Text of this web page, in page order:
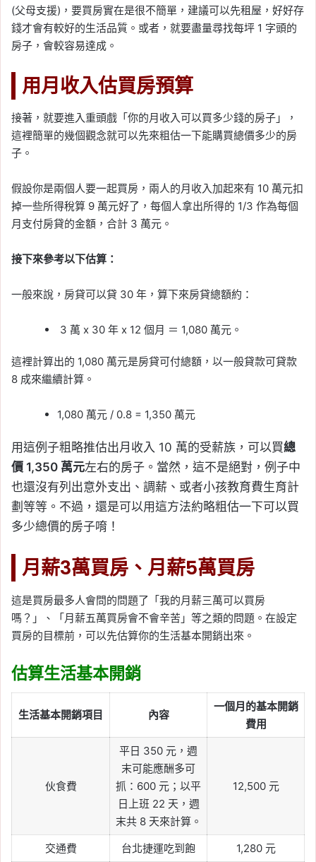
(父母支援)，要買房實在是很不簡單，建議可以先租屋，好好存
錢才會有較好的生活品質。或者，就要盡量尋找每坪 1 字頭的
房子，會較容易達成。
用月收入估買房預算
接著，就要進入重頭戲「你的月收入可以買多少錢的房子」，
這裡簡單的幾個觀念就可以先來粗估一下能購買總價多少的房
子。
假設你是兩個人要一起買房，兩人的月收入加起來有 10 萬元扣
掉一些所得稅算 9 萬元好了，每個人拿出所得的 1/3 作為每個
月支付房貸的金額，合計 3 萬元。
接下來參考以下估算：
一般來說，房貸可以貸 30 年，算下來房貸總額約：
3 萬 x 30 年 x 12 個月 ＝ 1,080 萬元。
這裡計算出的 1,080 萬元是房貸可付總額，以一般貸款可貸款
8 成來繼續計算。
1,080 萬元 / 0.8 = 1,350 萬元
用這例子粗略推估出月收入 10 萬的受薪族，可以買總
價 1,350 萬元左右的房子。當然，這不是絕對，例子中
也還沒有列出意外支出、調薪、或者小孩教育費生育計
劃等等。不過，還是可以用這方法約略粗估一下可以買
多少總價的房子唷！
月薪3萬買房、月薪5萬買房
這是買房最多人會問的問題了「我的月薪三萬可以買房
嗎？」、「月薪五萬買房會不會辛苦」等之類的問題。在設定
買房的目標前，可以先估算你的生活基本開銷出來。
估算生活基本開銷
生活基本開銷項目 內容
一個月的基本開銷
費用
伙食費
平日 350 元，週
末可能應酬多可
抓：600 元；以平
日上班 22 天，週
末共 8 天來計算。
12,500 元
交通費 台北捷運吃到飽 1,280 元